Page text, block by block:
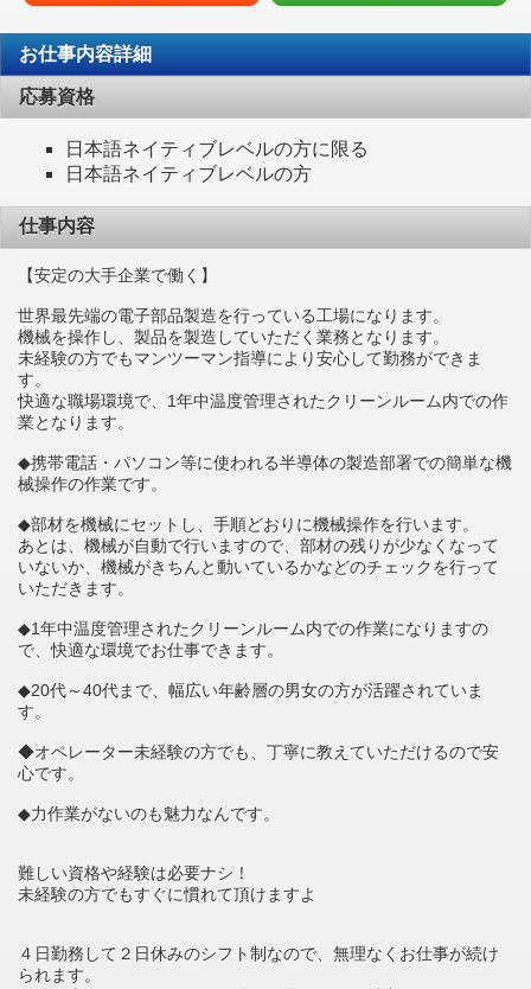
お仕事内容詳細
応募資格
日本語ネイティブレベルの方に限る
日本語ネイティブレベルの方
仕事内容
【安定の大手企業で働く】
世界最先端の電子部品製造を行っている工場になります。
機械を操作し、製品を製造していただく業務となります。
未経験の方でもマンツーマン指導により安心して勤務ができま
す。
快適な職場環境で、1年中温度管理されたクリーンルーム内での作
業となります。
◆携帯電話・パソコン等に使われる半導体の製造部署での簡単な機
械操作の作業です。
◆部材を機械にセットし、手順どおりに機械操作を行います。
あとは、機械が自動で行いますので、部材の残りが少なくなって
いないか、機械がきちんと動いているかなどのチェックを行って
いただきます。
◆1年中温度管理されたクリーンルーム内での作業になりますの
で、快適な環境でお仕事できます。
◆20代～40代まで、幅広い年齢層の男女の方が活躍されていま
す。
◆オペレーター未経験の方でも、丁寧に教えていただけるので安
心です。
◆力作業がないのも魅力なんです。
難しい資格や経験は必要ナシ！
未経験の方でもすぐに慣れて頂けますよ
４日勤務して２日休みのシフト制なので、無理なくお仕事が続け
られます。